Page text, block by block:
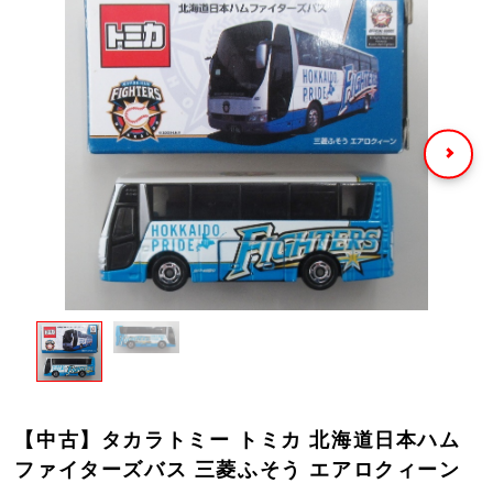
【中古】タカラトミー トミカ 北海道日本ハム
ファイターズバス 三菱ふそう エアロクィーン